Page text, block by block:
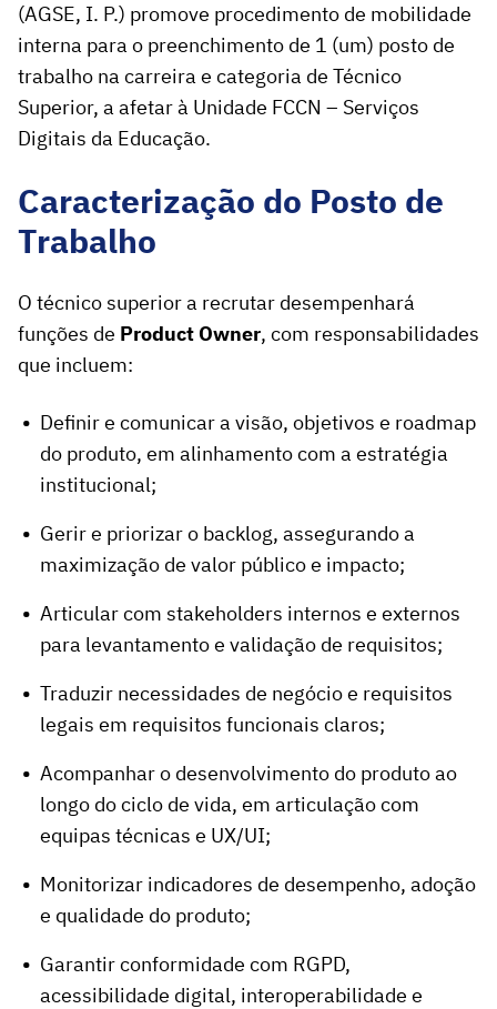
(AGSE, I. P.) promove procedimento de mobilidade
interna para o preenchimento de 1 (um) posto de
trabalho na carreira e categoria de Técnico
Superior, a afetar à Unidade FCCN – Serviços
Digitais da Educação.
Caracterização do Posto de
Trabalho
O técnico superior a recrutar desempenhará
funções de Product Owner, com responsabilidades
que incluem:
Definir e comunicar a visão, objetivos e roadmap
do produto, em alinhamento com a estratégia
institucional;
Gerir e priorizar o backlog, assegurando a
maximização de valor público e impacto;
Articular com stakeholders internos e externos
para levantamento e validação de requisitos;
Traduzir necessidades de negócio e requisitos
legais em requisitos funcionais claros;
Acompanhar o desenvolvimento do produto ao
longo do ciclo de vida, em articulação com
equipas técnicas e UX/UI;
Monitorizar indicadores de desempenho, adoção
e qualidade do produto;
Garantir conformidade com RGPD,
acessibilidade digital, interoperabilidade e